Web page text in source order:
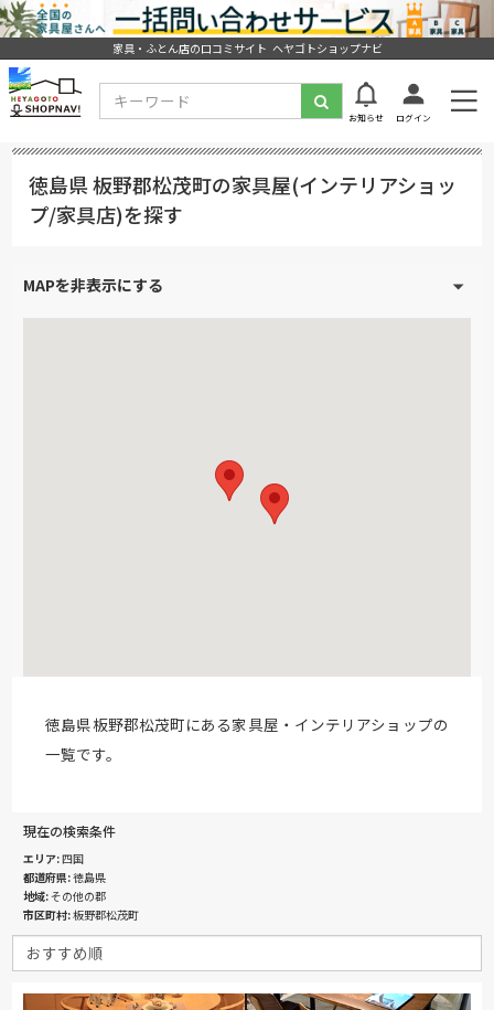
家具・ふとん店の口コミサイト ヘヤゴトショップナビ
お知らせ ログイン
徳島県 板野郡松茂町の家具屋(インテリアショッ
プ/家具店)を探す
徳島県板野郡松茂町にある家具屋・インテリアショップの
一覧です。
現在の検索条件
エリア 四国
都道府県 徳島県
地域 その他の郡
市区町村 板野郡松茂町